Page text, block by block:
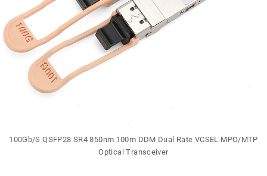
100Gb/S QSFP28 SR4 850nm 100m DDM Dual Rate VCSEL MPO/MTP
Optical Transceiver